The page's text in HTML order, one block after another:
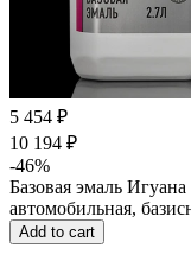
5 454 ₽
10 194 ₽
-46%
Базовая эмаль
автомобильная,
Add to cart